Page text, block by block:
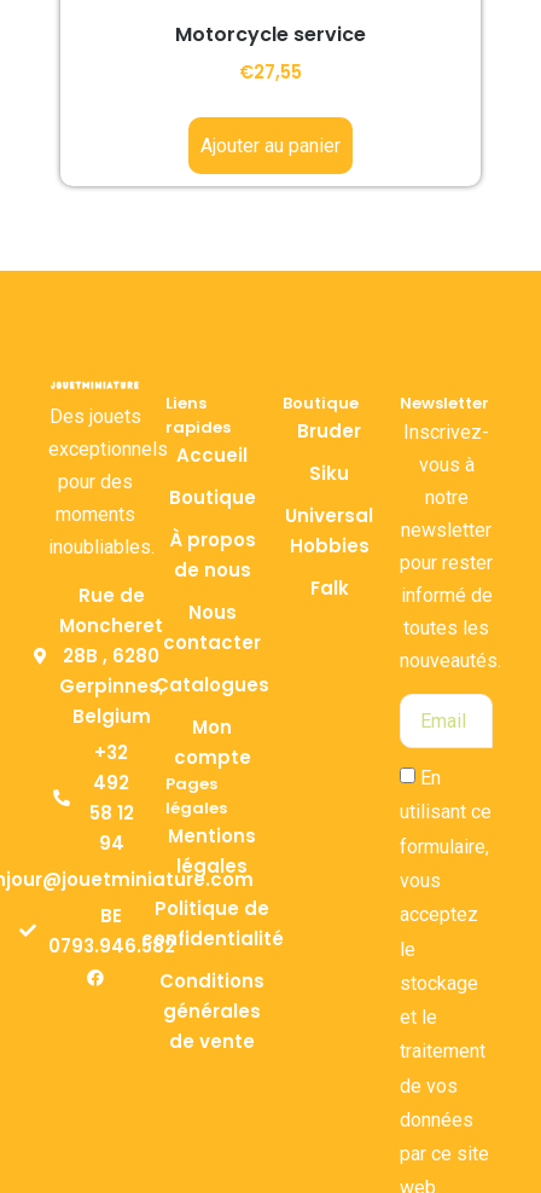
Motorcycle service
€27,55
Ajouter au panier
Des jouets
exceptionnels
pour des
moments
inoubliables.
Rue de
Moncheret
28B , 6280
Gerpinnes,
Belgium
+32
492
58 12
94
BE
0793.946.582
Liens
rapides
Accueil
Boutique
À propos
de nous
Nous
contacter
Catalogues
Mon
compte
Pages
légales
Mentions
légales
Politique de
confidentialité
Conditions
générales
de vente
Boutique
Bruder
Siku
Universal
Hobbies
Falk
Newsletter
Inscrivez-
vous à
notre
newsletter
pour rester
informé de
toutes les
nouveautés.
En
utilisant ce
formulaire,
vous
acceptez
le
stockage
et le
traitement
de vos
données
par ce site
web.